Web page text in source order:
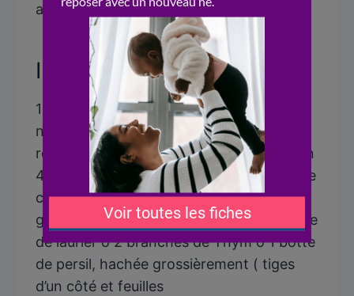
au naturel.
Ingrédients
1 kg de carcasse de poulet o 2 carottes
non pelées mais brossées et coupées en
rondelles o 1 oignon non pelé et coupé en
4 o 2 gousses d’ail pelées o 2 branches de
céleri, coupées en rondelles o 1 bout de
gingembre frais (taille du pouce) o 1 feuille
de laurier o 2 branches de Thym o 1 botte
de persil, hachée grossièrement ( tiges
d’un côté et feuilles